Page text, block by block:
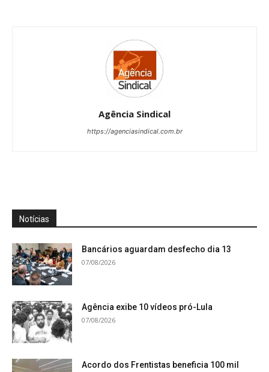
Agência Sindical
https://agenciasindical.com.br
Notícias
Bancários aguardam desfecho dia 13
07/08/2026
Agência exibe 10 vídeos pró-Lula
07/08/2026
Acordo dos Frentistas beneficia 100 mil